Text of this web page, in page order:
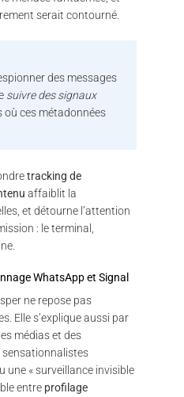
serait contourné.
des messages
suivre des signaux
ces métadonnées
tracking de
affaiblit la
et détourne l’attention
: le terminal,
WhatsApp et Signal
ne repose pas
Elle s’explique aussi par
médias et des
sensationnalistes
une « surveillance invisible
entre profilage